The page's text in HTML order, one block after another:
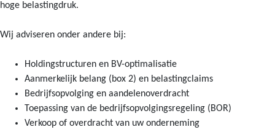
hoge belastingdruk.
Wij adviseren onder andere bij:
Holdingstructuren en BV-optimalisatie
Aanmerkelijk belang (box 2) en belastingclaims
Bedrijfsopvolging en aandelenoverdracht
Toepassing van de bedrijfsopvolgingsregeling (BOR)
Verkoop of overdracht van uw onderneming